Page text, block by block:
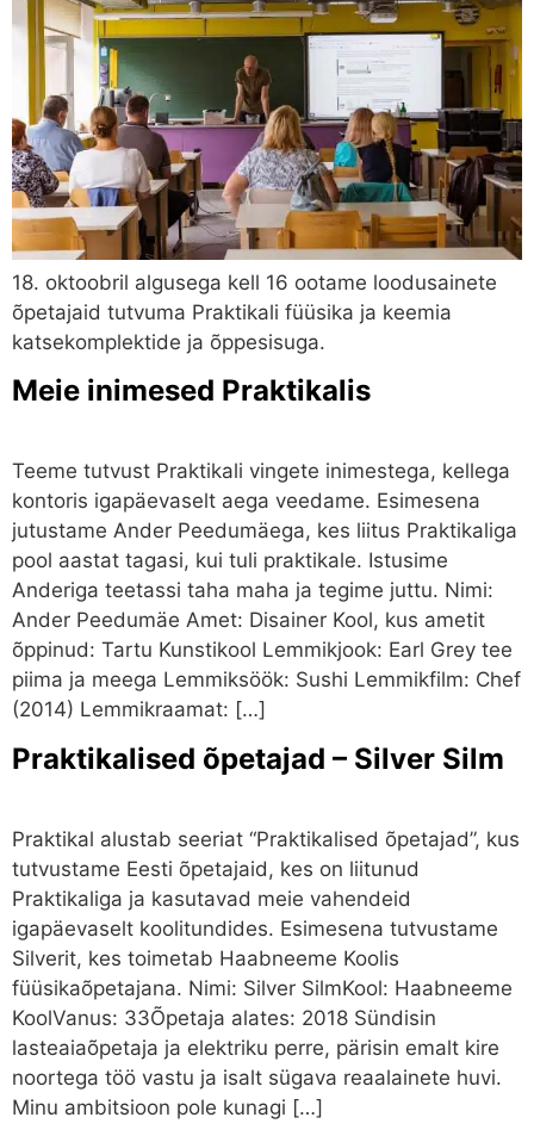
18. oktoobril algusega kell 16 ootame loodusainete
õpetajaid tutvuma Praktikali füüsika ja keemia
katsekomplektide ja õppesisuga.
Meie inimesed Praktikalis
Teeme tutvust Praktikali vingete inimestega, kellega
kontoris igapäevaselt aega veedame. Esimesena
jutustame Ander Peedumäega, kes liitus Praktikaliga
pool aastat tagasi, kui tuli praktikale. Istusime
Anderiga teetassi taha maha ja tegime juttu. Nimi:
Ander Peedumäe Amet: Disainer Kool, kus ametit
õppinud: Tartu Kunstikool Lemmikjook: Earl Grey tee
piima ja meega Lemmiksöök: Sushi Lemmikfilm: Chef
(2014) Lemmikraamat: […]
Praktikalised õpetajad – Silver Silm
Praktikal alustab seeriat “Praktikalised õpetajad”, kus
tutvustame Eesti õpetajaid, kes on liitunud
Praktikaliga ja kasutavad meie vahendeid
igapäevaselt koolitundides. Esimesena tutvustame
Silverit, kes toimetab Haabneeme Koolis
füüsikaõpetajana. Nimi: Silver SilmKool: Haabneeme
KoolVanus: 33Õpetaja alates: 2018 Sündisin
lasteaiaõpetaja ja elektriku perre, pärisin emalt kire
noortega töö vastu ja isalt sügava reaalainete huvi.
Minu ambitsioon pole kunagi […]